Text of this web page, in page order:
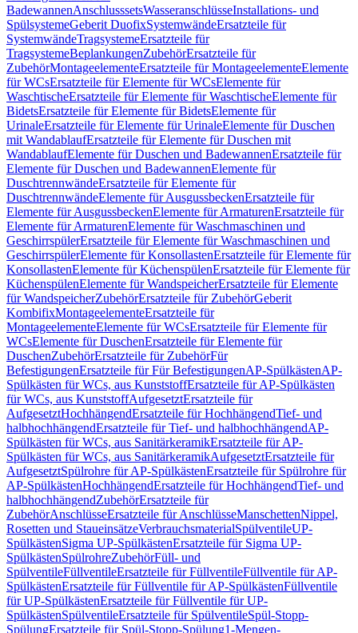
BadewannenAnschlusssetsWasseranschlüsseInstallations- und
SpülsystemeGeberit DuofixSystemwändeErsatzteile für
SystemwändeTragsystemeErsatzteile für
TragsystemeBeplankungenZubehörErsatzteile für
ZubehörMontageelementeErsatzteile für MontageelementeElemente
für WCsErsatzteile für Elemente für WCsElemente für
WaschtischeErsatzteile für Elemente für WaschtischeElemente für
BidetsErsatzteile für Elemente für BidetsElemente für
UrinaleErsatzteile für Elemente für UrinaleElemente für Duschen
mit WandablaufErsatzteile für Elemente für Duschen mit
WandablaufElemente für Duschen und BadewannenErsatzteile für
Elemente für Duschen und BadewannenElemente für
DuschtrennwändeErsatzteile für Elemente für
DuschtrennwändeElemente für AusgussbeckenErsatzteile für
Elemente für AusgussbeckenElemente für ArmaturenErsatzteile für
Elemente für ArmaturenElemente für Waschmaschinen und
GeschirrspülerErsatzteile für Elemente für Waschmaschinen und
GeschirrspülerElemente für KonsollastenErsatzteile für Elemente für
KonsollastenElemente für KüchenspülenErsatzteile für Elemente für
KüchenspülenElemente für WandspeicherErsatzteile für Elemente
für WandspeicherZubehörErsatzteile für ZubehörGeberit
KombifixMontageelementeErsatzteile für
MontageelementeElemente für WCsErsatzteile für Elemente für
WCsElemente für DuschenErsatzteile für Elemente für
DuschenZubehörErsatzteile für ZubehörFür
BefestigungenErsatzteile für Für BefestigungenAP-SpülkästenAP-
Spülkästen für WCs, aus KunststoffErsatzteile für AP-Spülkästen
für WCs, aus KunststoffAufgesetztErsatzteile für
AufgesetztHochhängendErsatzteile für HochhängendTief- und
halbhochhängendErsatzteile für Tief- und halbhochhängendAP-
Spülkästen für WCs, aus SanitärkeramikErsatzteile für AP-
Spülkästen für WCs, aus SanitärkeramikAufgesetztErsatzteile für
AufgesetztSpülrohre für AP-SpülkästenErsatzteile für Spülrohre für
AP-SpülkästenHochhängendErsatzteile für HochhängendTief- und
halbhochhängendZubehörErsatzteile für
ZubehörAnschlüsseErsatzteile für AnschlüsseManschettenNippel,
Rosetten und StaueinsätzeVerbrauchsmaterialSpülventileUP-
SpülkästenSigma UP-SpülkästenErsatzteile für Sigma UP-
SpülkästenSpülrohreZubehörFüll- und
SpülventileFüllventileErsatzteile für FüllventileFüllventile für AP-
SpülkästenErsatzteile für Füllventile für AP-SpülkästenFüllventile
für UP-SpülkästenErsatzteile für Füllventile für UP-
SpülkästenSpülventileErsatzteile für SpülventileSpül-Stopp-
SpülungErsatzteile für Spül-Stopp-Spülung1-Mengen-